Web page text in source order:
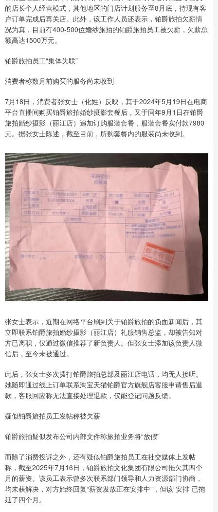
的店长个人经营模式，其他地区的门店计划服务至8月底，待现有客
户订单完成后再关店。此外，该工作人员还表示，铂爵旅拍欠薪情
况为真，目前有400-500位婚纱旅拍的铂爵旅拍员工被欠薪，欠薪总
额高达1500万元。
铂爵旅拍员工“集体失联”
消费者称数月前购买的服务尚未收到
7月18日，消费者张女士（化姓）反映，其于2024年5月19日在电商
平台直播间购买铂爵旅拍婚纱摄影套餐后，又于同年9月1日在铂爵
旅拍婚纱摄影（丽江店）追加订购服装套餐，服装套餐实付款7980
元。据张女士陈述，截至目前，所购套餐内的服装尚未收到。
张女士表示，近期在网络平台刷到关于铂爵旅拍的负面新闻后，其
立即联系铂爵旅拍婚纱摄影（丽江店）礼服销售总监，却被告知对
方已离职，仅通过微信推荐了新负责人。但张女士添加该负责人微
信后，至今未被通过。
此后，张女士多次拨打铂爵旅拍总部及丽江店电话，均无人接听。
她随即通过线上订单联系淘宝天猫铂爵官方旗舰店客服申请售后退
款，客服回应称无法直接处理退款，仅能登记问题反馈。
疑似铂爵旅拍员工发帖称被欠薪
铂爵旅拍疑似发布公司内部文件称旅拍业务将“放假”
而除了消费投诉之外，还有疑似铂爵旅拍员工在社交媒体上发帖
称，截至2025年7月16日，铂爵旅拍文化集团有限公司拖欠其四个
月的薪资。该员工表示曾多次联系部门领导和人力资源部门协商，
均未获解决，对方始终回复“薪资发放正在安排中”，但该“安排”已拖
延了四个月。